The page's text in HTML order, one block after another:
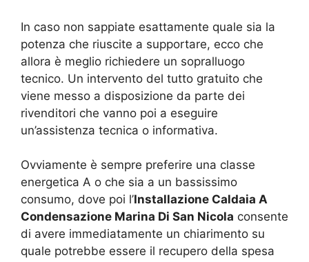
In caso non sappiate esattamente quale sia la
potenza che riuscite a supportare, ecco che
allora è meglio richiedere un sopralluogo
tecnico. Un intervento del tutto gratuito che
viene messo a disposizione da parte dei
rivenditori che vanno poi a eseguire
un’assistenza tecnica o informativa.
Ovviamente è sempre preferire una classe
energetica A o che sia a un bassissimo
consumo, dove poi l’Installazione Caldaia A
Condensazione Marina Di San Nicola consente
di avere immediatamente un chiarimento su
quale potrebbe essere il recupero della spesa